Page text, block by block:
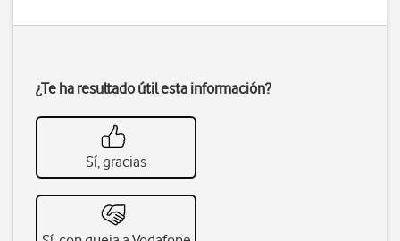
¿Te ha resultado útil esta información?
Sí, gracias